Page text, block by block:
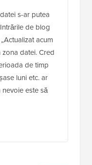
s-ar putea
de blog
acum
datei. Cred
de timp
luni etc. ar
este să